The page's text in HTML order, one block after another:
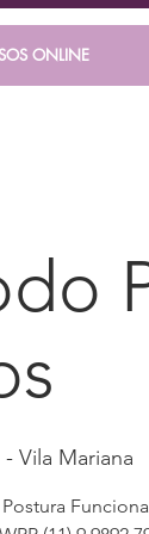
ONLINE
Vila Mariana